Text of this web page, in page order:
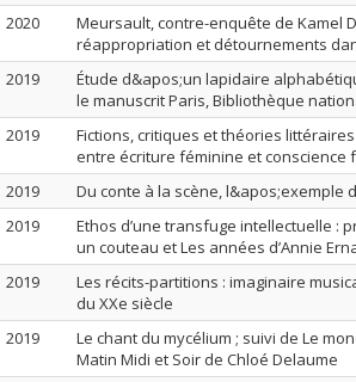
2020
Meursault, contre-enquête de Kamel
réappropriation et détournements
2019
Étude d&apos;un lapidaire
le manuscrit Paris, Bibliothèque
2019
Fictions, critiques et théories littéraires
entre écriture féminine et conscience
2019
Du conte à la scène, l&apos;exemple
2019
Ethos d’une transfuge intellectuelle :
un couteau et Les années d’Annie
2019
Les récits-partitions : imaginaire
du XXe siècle
2019
Le chant du mycélium ; suivi de Le
Matin Midi et Soir de Chloé Delaume